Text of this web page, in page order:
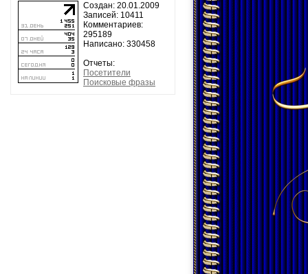
Создан: 20.01.2009
Записей: 10411
Комментариев:
295189
Написано: 330458
Отчеты:
Посетители
Поисковые фразы